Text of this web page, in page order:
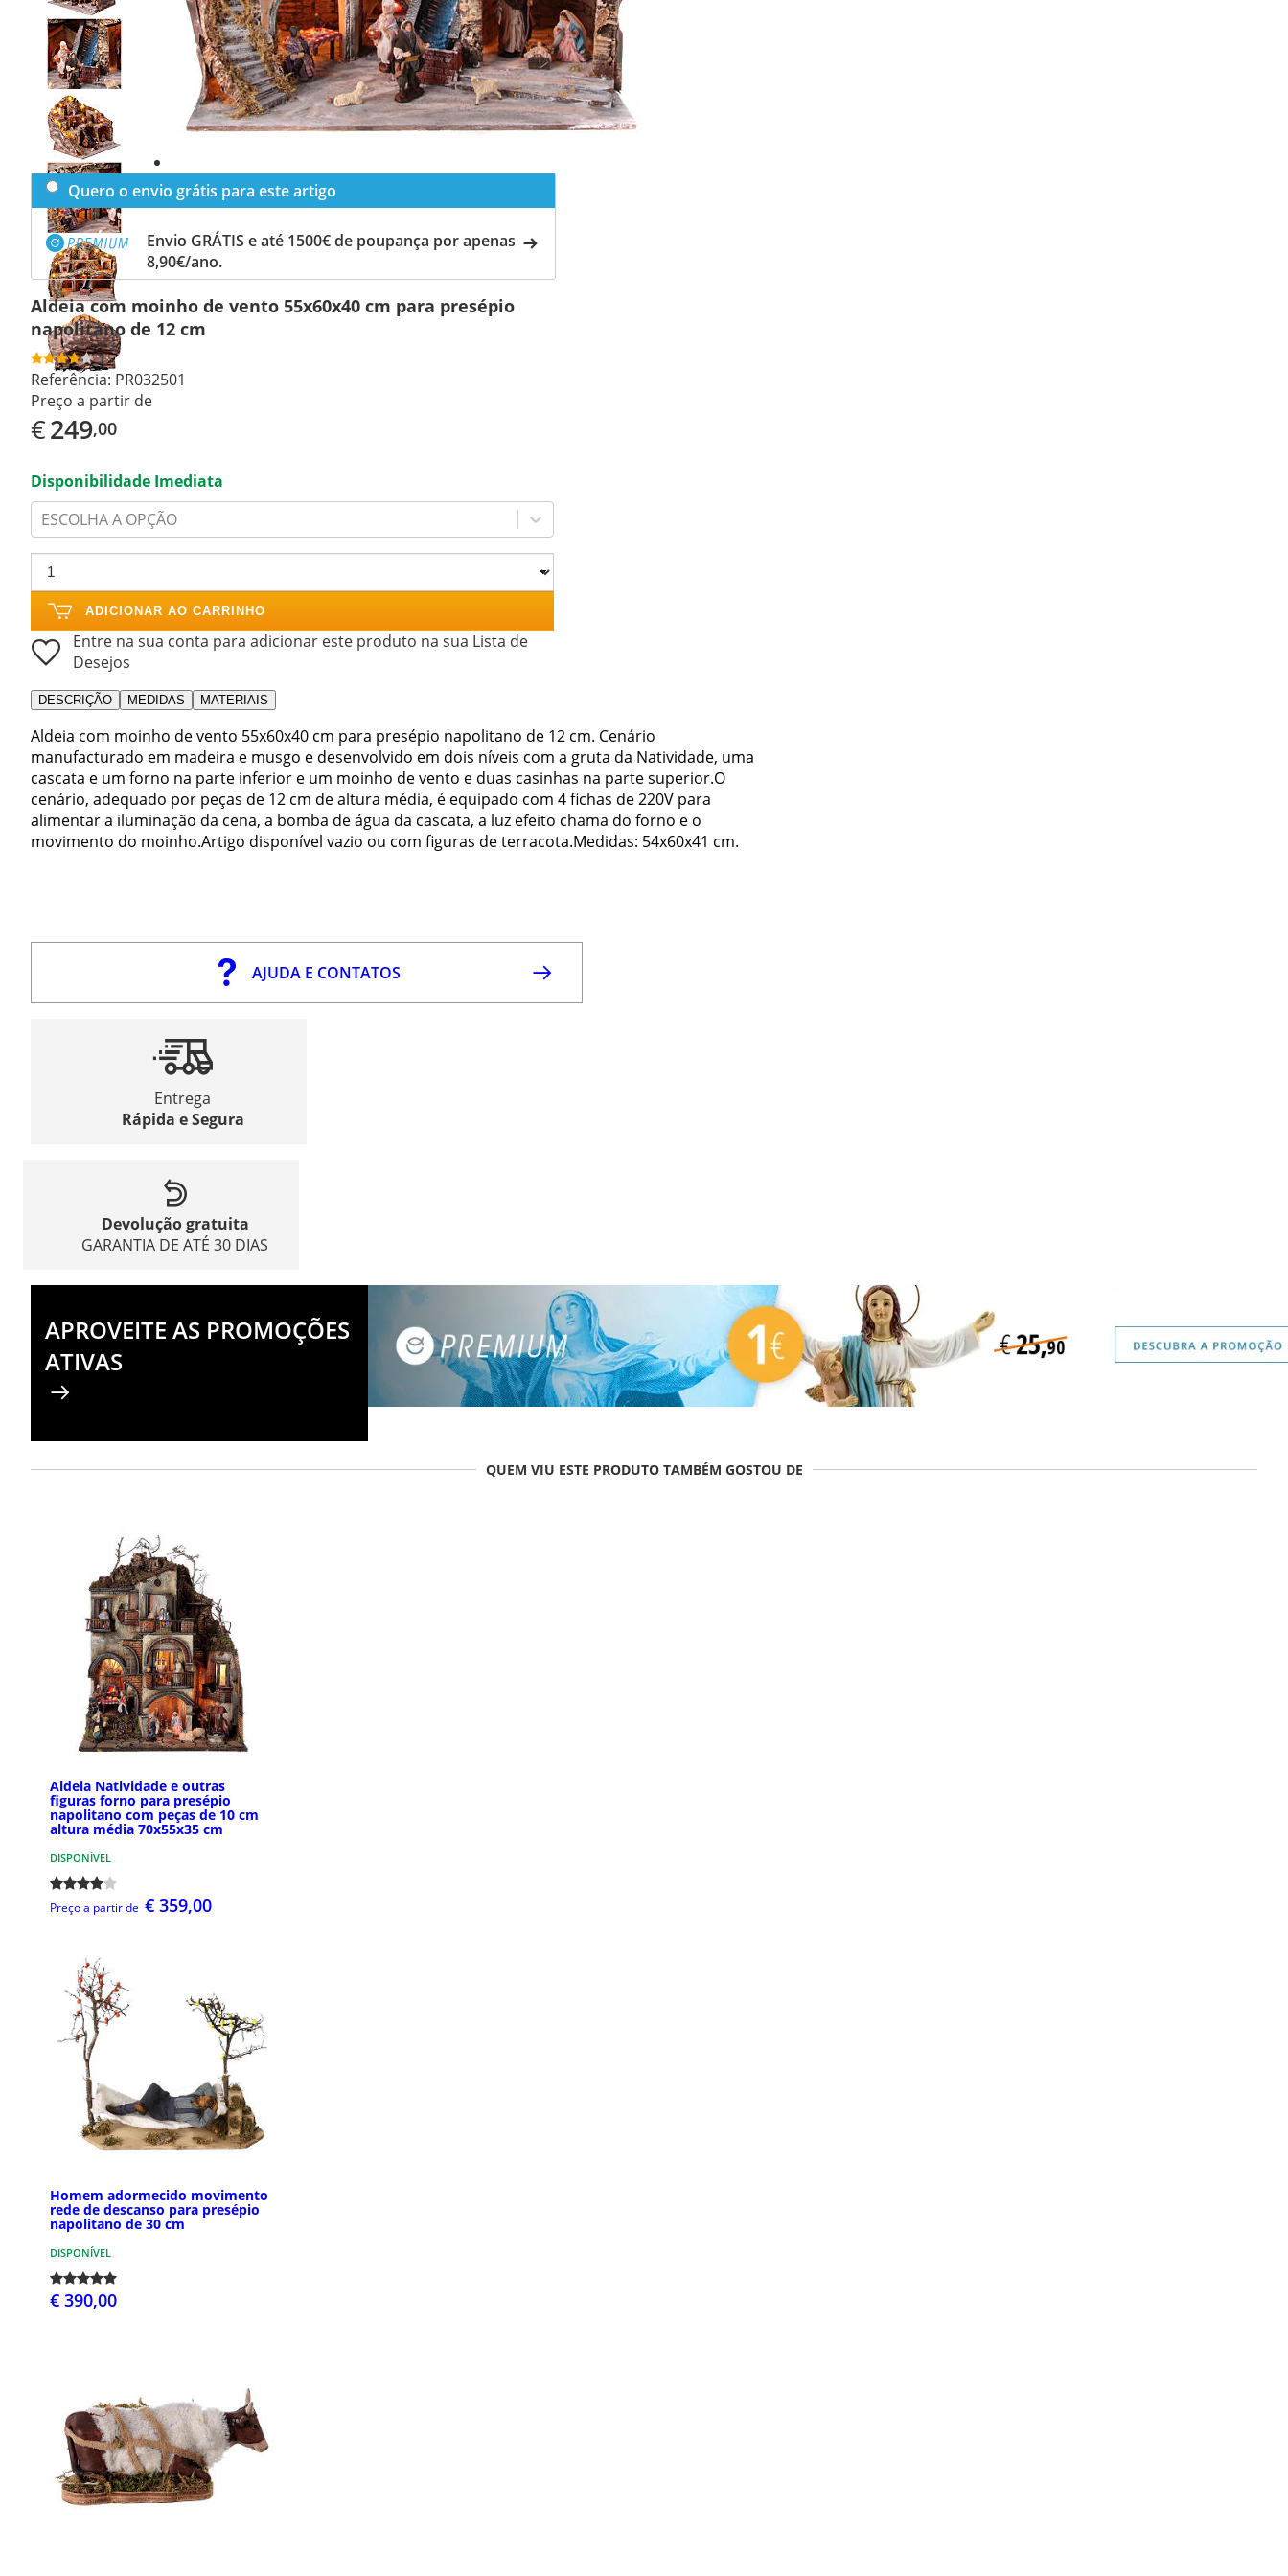
Previous
slide
Next
slide
Quero o envio grátis para este artigo
Envio GRÁTIS e até 1500€ de poupança por apenas
8,90€/ano.
Aldeia com moinho de vento 55x60x40 cm para presépio
napolitano de 12 cm
1
Referência: PR032501
Preço a partir de
€249,00
Disponibilidade Imediata
ESCOLHA A OPÇÃO
ADICIONAR AO CARRINHO
Entre na sua conta para adicionar este produto na sua Lista de
Desejos
DESCRIÇÃO MEDIDAS MATERIAIS
Aldeia com moinho de vento 55x60x40 cm para presépio napolitano de 12 cm. Cenário
manufacturado em madeira e musgo e desenvolvido em dois níveis com a gruta da Natividade, uma
cascata e um forno na parte inferior e um moinho de vento e duas casinhas na parte superior.O
cenário, adequado por peças de 12 cm de altura média, é equipado com 4 fichas de 220V para
alimentar a iluminação da cena, a bomba de água da cascata, a luz efeito chama do forno e o
movimento do moinho.Artigo disponível vazio ou com figuras de terracota.Medidas: 54x60x41 cm.
AJUDA E CONTATOS
Entrega
Rápida e Segura
Devolução gratuita
GARANTIA DE ATÉ 30 DIAS
APROVEITE AS PROMOÇÕES
ATIVAS
QUEM VIU ESTE PRODUTO TAMBÉM GOSTOU DE
Aldeia Natividade e outras
figuras forno para presépio
napolitano com peças de 10 cm
altura média 70x55x35 cm
DISPONÍVEL
Preço a partir de € 359,00
Homem adormecido movimento
rede de descanso para presépio
napolitano de 30 cm
DISPONÍVEL
€ 390,00